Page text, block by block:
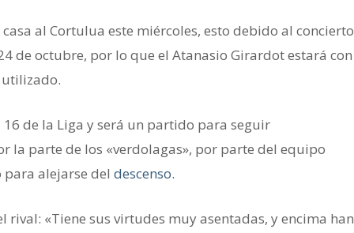
casa al Cortulua este miércoles, esto debido al concierto
de octubre, por lo que el Atanasio Girardot estará con
de la Liga y será un partido para seguir
la parte de los «verdolagas», por parte del equipo
para alejarse del descenso.
rival: «Tiene sus virtudes muy asentadas, y encima han